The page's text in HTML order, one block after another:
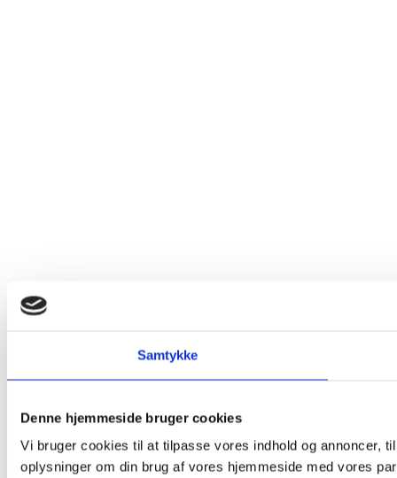
Samtykke
Denne hjemmeside bruger cookies
Vi bruger cookies til at tilpasse vores indhold og annoncer,
oplysninger om din brug af vores hjemmeside med vores